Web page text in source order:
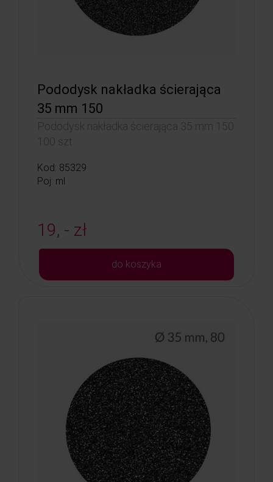
Pododysk nakładka ścierająca
35 mm 150
Pododysk nakładka ścierająca 35 mm 150
100 szt.
Kod: 85329
Poj: ml
19, - zł
do koszyka